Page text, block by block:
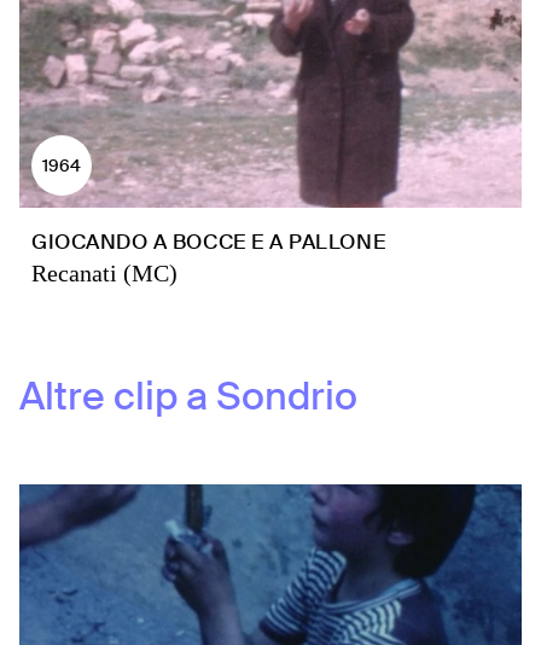
1964
GIOCANDO A BOCCE E A PALLONE
Recanati (MC)
Altre clip a Sondrio